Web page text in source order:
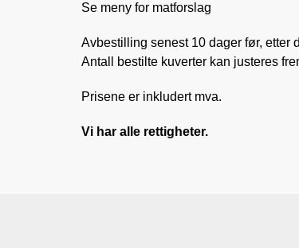
Se meny for matforslag
Avbestilling senest 10 dager før, etter
Antall bestilte kuverter kan justeres
Prisene er inkludert mva.
Vi har alle rettigheter.